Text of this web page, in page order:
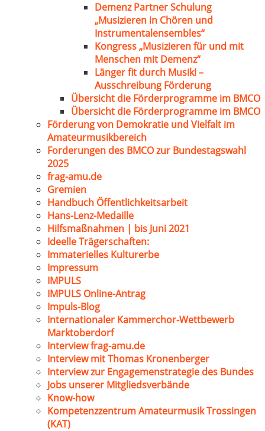
Demenz Partner Schulung
„Musizieren in Chören und
Instrumentalensembles“
Kongress „Musizieren für und mit
Menschen mit Demenz“
Länger fit durch Musik! –
Ausschreibung Förderung
Übersicht die Förderprogramme im BMCO
Übersicht die Förderprogramme im BMCO
Förderung von Demokratie und Vielfalt im
Amateurmusikbereich
Forderungen des BMCO zur Bundestagswahl
2025
frag-amu.de
Gremien
Handbuch Öffentlichkeitsarbeit
Hans-Lenz-Medaille
Hilfsmaßnahmen | bis Juni 2021
Ideelle Trägerschaften:
Immaterielles Kulturerbe
Impressum
IMPULS
IMPULS Online-Antrag
Impuls-Blog
Internationaler Kammerchor-Wettbewerb
Marktoberdorf
Interview frag-amu.de
Interview mit Thomas Kronenberger
Interview zur Engagemenstrategie des Bundes
Jobs unserer Mitgliedsverbände
Know-how
Kompetenzzentrum Amateurmusik Trossingen
(KAT)